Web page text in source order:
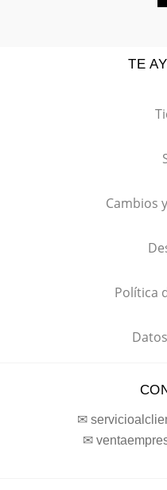
TE
Cambios
Política
✉
✉